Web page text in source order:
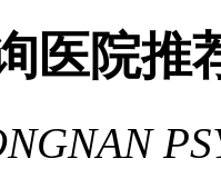
医院推